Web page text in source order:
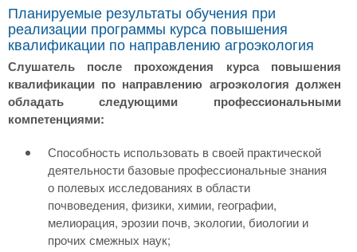
Планируемые результаты обучения при
реализации программы курса повышения
квалификации по направлению агроэкология
Слушатель после прохождения курса повышения
квалификации по направлению агроэкология должен
обладать следующими профессиональными
компетенциями:
Способность использовать в своей практической
деятельности базовые профессиональные знания
о полевых исследованиях в области
почвоведения, физики, химии, географии,
мелиорация, эрозии почв, экологии, биологии и
прочих смежных наук;